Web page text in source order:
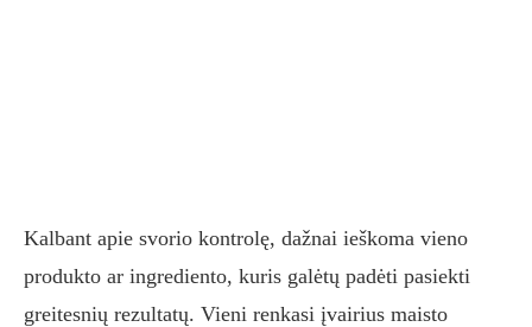
Kalbant apie svorio kontrolę, dažnai ieškoma vieno
produkto ar ingrediento, kuris galėtų padėti pasiekti
greitesnių rezultatų. Vieni renkasi įvairius maisto